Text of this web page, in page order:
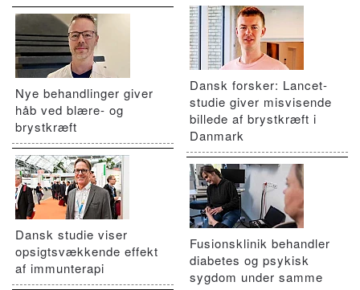
Nye behandlinger giver
håb ved blære- og
brystkræft
Dansk studie viser
opsigtsvækkende effekt
af immunterapi
Dansk forsker: Lancet-
studie giver misvisende
billede af brystkræft i
Danmark
Fusionsklinik behandler
diabetes og psykisk
sygdom under samme